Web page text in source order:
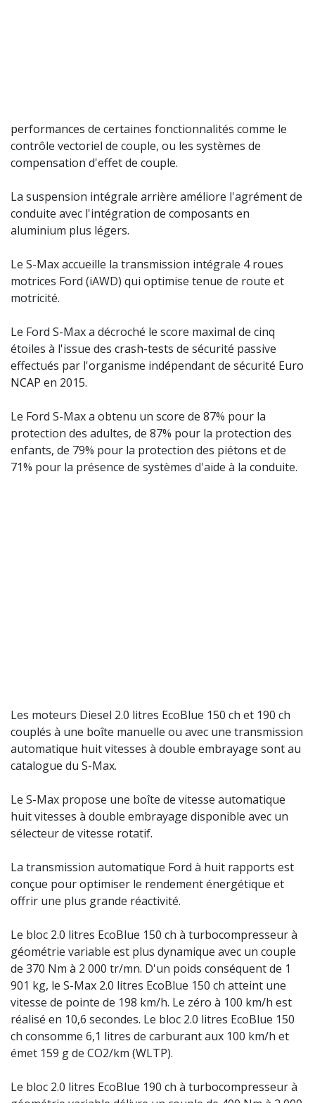
performances de certaines fonctionnalités comme le
contrôle vectoriel de couple, ou les systèmes de
compensation d'effet de couple.
La suspension intégrale arrière améliore l'agrément de
conduite avec l'intégration de composants en
aluminium plus légers.
Le S-Max accueille la transmission intégrale 4 roues
motrices Ford (iAWD) qui optimise tenue de route et
motricité.
Le Ford S-Max a décroché le score maximal de cinq
étoiles à l'issue des crash-tests de sécurité passive
effectués par l'organisme indépendant de sécurité Euro
NCAP en 2015.
Le Ford S-Max a obtenu un score de 87% pour la
protection des adultes, de 87% pour la protection des
enfants, de 79% pour la protection des piétons et de
71% pour la présence de systèmes d'aide à la conduite.
Les moteurs Diesel 2.0 litres EcoBlue 150 ch et 190 ch
couplés à une boîte manuelle ou avec une transmission
automatique huit vitesses à double embrayage sont au
catalogue du S-Max.
Le S-Max propose une boîte de vitesse automatique
huit vitesses à double embrayage disponible avec un
sélecteur de vitesse rotatif.
La transmission automatique Ford à huit rapports est
conçue pour optimiser le rendement énergétique et
offrir une plus grande réactivité.
Le bloc 2.0 litres EcoBlue 150 ch à turbocompresseur à
géométrie variable est plus dynamique avec un couple
de 370 Nm à 2 000 tr/mn. D'un poids conséquent de 1
901 kg, le S-Max 2.0 litres EcoBlue 150 ch atteint une
vitesse de pointe de 198 km/h. Le zéro à 100 km/h est
réalisé en 10,6 secondes. Le bloc 2.0 litres EcoBlue 150
ch consomme 6,1 litres de carburant aux 100 km/h et
émet 159 g de CO2/km (WLTP).
Le bloc 2.0 litres EcoBlue 190 ch à turbocompresseur à